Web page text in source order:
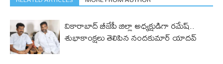
వికారాబాద్ బీజేపీ జిల్లా అధ్యక్షుడిగా రమేష్‌..
శుభాకాంక్షలు తెలిపిన నందకుమార్ యాదవ్